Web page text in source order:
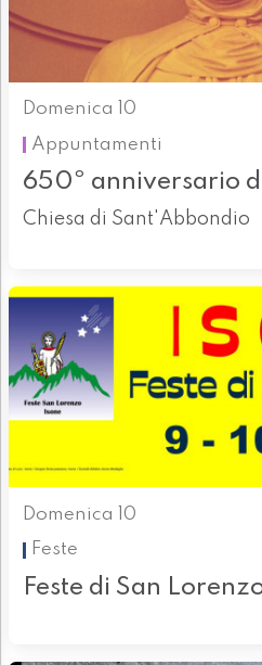
Domenica 10
Appuntamenti
650º anniversario
Chiesa di Sant'Abbondio
Domenica 10
Feste
Feste di San